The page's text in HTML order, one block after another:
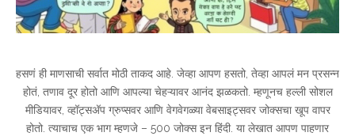
हसणं ही माणसाची सर्वात मोठी ताकद आहे. जेव्हा आपण हसतो, तेव्हा आपलं मन प्रसन्न
होतं, तणाव दूर होतो आणि आपल्या चेहऱ्यावर आनंद झळकतो. म्हणूनच हल्ली सोशल
मीडियावर, व्हॉट्सअ‍ॅप ग्रुप्सवर आणि वेगवेगळ्या वेबसाइट्सवर जोक्सचा खूप वापर
होतो. त्याचाच एक भाग म्हणजे – 500 जोक्स इन हिंदी. या लेखात आपण पाहणार